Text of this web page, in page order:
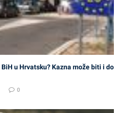
u Hrvatsku? Kazna može biti i do
0